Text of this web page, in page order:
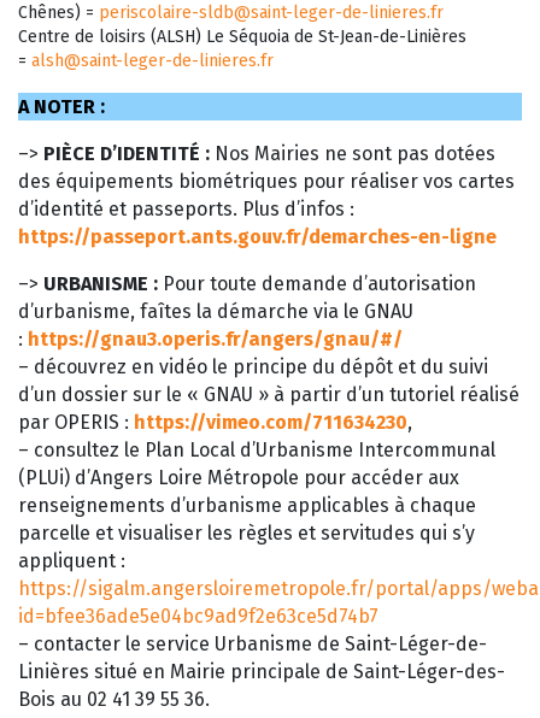
Chênes) = periscolaire-sldb@saint-leger-de-linieres.fr
Centre de loisirs (ALSH) Le Séquoia de St-Jean-de-Linières
= alsh@saint-leger-de-linieres.fr
A NOTER :
–> PIÈCE D’IDENTITÉ : Nos Mairies ne sont pas dotées
des équipements biométriques pour réaliser vos cartes
d’identité et passeports. Plus d’infos :
https://passeport.ants.gouv.fr/demarches-en-ligne
–> URBANISME : Pour toute demande d’autorisation
d’urbanisme, faîtes la démarche via le GNAU
: https://gnau3.operis.fr/angers/gnau/#/
– découvrez en vidéo le principe du dépôt et du suivi
d’un dossier sur le « GNAU » à partir d’un tutoriel réalisé
par OPERIS : https://vimeo.com/711634230,
– consultez le Plan Local d’Urbanisme Intercommunal
(PLUi) d’Angers Loire Métropole pour accéder aux
renseignements d’urbanisme applicables à chaque
parcelle et visualiser les règles et servitudes qui s’y
appliquent :
https://sigalm.angersloiremetropole.fr/portal/apps/
id=bfee36ade5e04bc9ad9f2e63ce5d74b7
– contacter le service Urbanisme de Saint-Léger-de-
Linières situé en Mairie principale de Saint-Léger-des-
Bois au 02 41 39 55 36.